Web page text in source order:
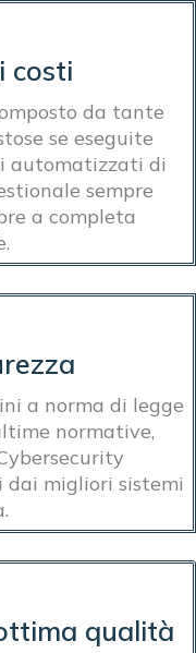
costi
da tante
se eseguite
automatizzati di
sempre
a completa
a norma di legge
normative,
dai migliori sistemi
qualità